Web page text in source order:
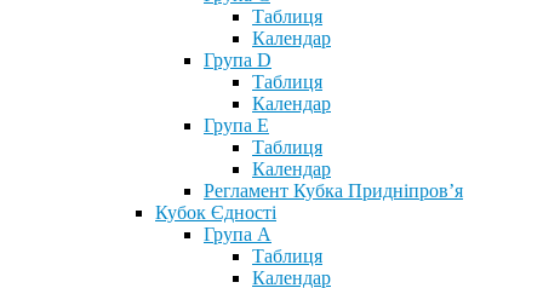
Таблиця
Календар
Група D
Таблиця
Календар
Група Е
Таблиця
Календар
Регламент Кубка Придніпров’я
Кубок Єдності
Група А
Таблиця
Календар